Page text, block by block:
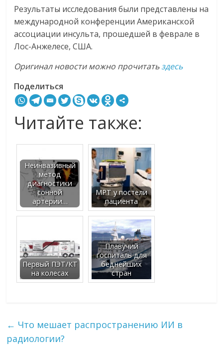
Результаты исследования были представлены на
международной конференции Американской
ассоциации инсульта, прошедшей в феврале в
Лос-Анжелесе, США.
Оригинал новости можно прочитатьздесь
Поделиться
Читайте также:
Неинвазивный
метод
диагностики
сонной
артерии…
МРТ у постели
пациента
Первый ПЭТ/КТ
на колесах
Плавучий
госпиталь для
беднейших
стран
← Что мешает распространению ИИ в
радиологии?